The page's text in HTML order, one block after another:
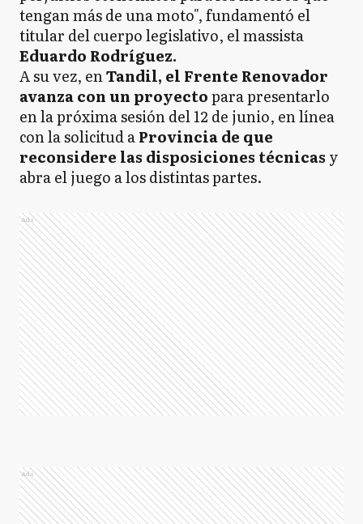
tengan más de una moto", fundamentó el
titular del cuerpo legislativo, el massista
Eduardo Rodríguez.
A su vez, enTandil, el Frente Renovador
avanza con un proyectopara presentarlo
en la próxima sesión del 12 de junio, en línea
con la solicitud aProvincia de que
reconsidere las disposiciones técnicas y
abra el juego a los distintas partes.
Ads
Ads